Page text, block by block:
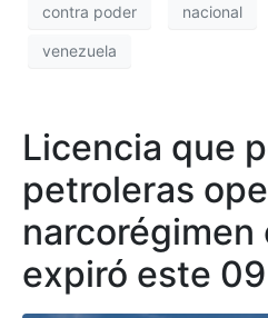
contra poder nacional
venezuela
Licencia que
petroleras
narcorégimen
expiró este